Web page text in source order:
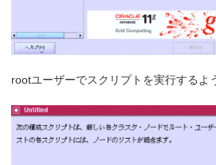
rootユーザーでスクリプトを実行するよ